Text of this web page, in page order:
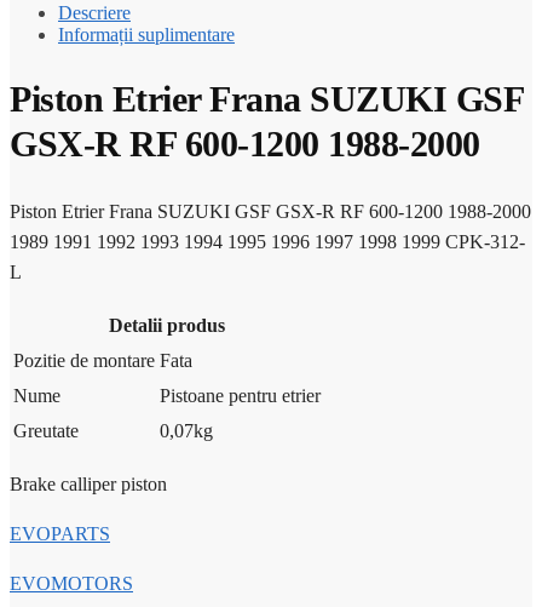
Descriere
Informații suplimentare
Piston Etrier Frana SUZUKI GSF
GSX-R RF 600-1200 1988-2000
Piston Etrier Frana SUZUKI GSF GSX-R RF 600-1200 1988-2000
1989 1991 1992 1993 1994 1995 1996 1997 1998 1999 CPK-312-
L
Detalii produs
Pozitie de montare Fata
Nume
Pistoane pentru etrier
Greutate
0,07kg
Brake calliper piston
EVOPARTS
EVOMOTORS